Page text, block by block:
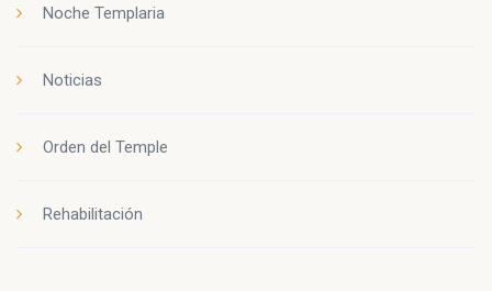
Noche Templaria
Noticias
Orden del Temple
Rehabilitación